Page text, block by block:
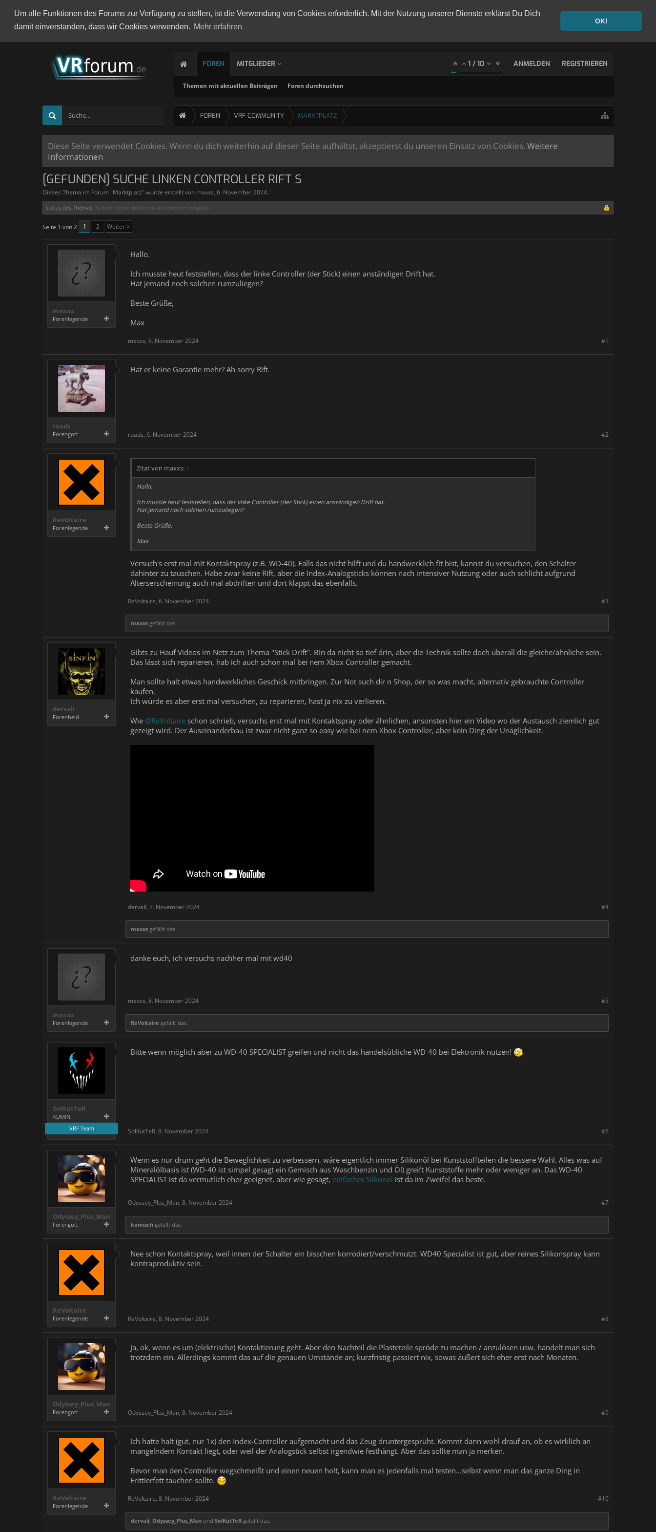
Um alle Funktionen des Forums zur Verfügung zu stellen, ist die Verwendung von Cookies erforderlich. Mit der Nutzung unserer Dienste erklärst Du Dich
damit einverstanden, dass wir Cookies verwenden. Mehr erfahren
OK!
FOREN
Themen mit aktuellen Beiträgen Foren durchsuchen
MITGLIEDER 1 / 10 ANMELDEN REGISTRIEREN
FOREN VRF COMMUNITY MARKTPLATZ
Diese Seite verwendet Cookies. Wenn du dich weiterhin auf dieser Seite aufhältst, akzeptierst du unseren Einsatz von Cookies. Weitere
Informationen
[GEFUNDEN] SUCHE LINKEN CONTROLLER RIFT S
Dieses Thema im Forum "Marktplatz" wurde erstellt von maxxs, 6. November 2024.
Status des Themas: Es sind keine weiteren Antworten möglich.
Seite 1 von 2 1 2 Weiter >
maxxs
Forenlegende
Hallo.
Ich musste heut feststellen, dass der linke Controller (der Stick) einen anständigen Drift hat.
Hat jemand noch solchen rumzuliegen?
Beste Grüße,
Max
#1
maxxs, 6. November 2024
roads
Forengott
Hat er keine Garantie mehr? Ah sorry Rift.
#2
roads, 6. November 2024
ReVoltaire
Forenlegende
Zitat von maxxs: ↑
Hallo.
Ich musste heut feststellen, dass der linke Controller (der Stick) einen anständigen Drift hat.
Hat jemand noch solchen rumzuliegen?
Beste Grüße,
Max
Versuch's erst mal mit Kontaktspray (z.B. WD-40). Falls das nicht hilft und du handwerklich fit bist, kannst du versuchen, den Schalter
dahinter zu tauschen. Habe zwar keine Rift, aber die Index-Analogsticks können nach intensiver Nutzung oder auch schlicht aufgrund
Alterserscheinung auch mal abdriften und dort klappt das ebenfalls.
#3
ReVoltaire, 6. November 2024
maxxs gefällt das.
dervali
Forenheld
Gibts zu Hauf Videos im Netz zum Thema "Stick Drift". BIn da nicht so tief drin, aber die Technik sollte doch überall die gleiche/ähnliche sein.
Das lässt sich reparieren, hab ich auch schon mal bei nem Xbox Controller gemacht.
Man sollte halt etwas handwerkliches Geschick mitbringen. Zur Not such dir n Shop, der so was macht, alternativ gebrauchte Controller
kaufen.
Ich würde es aber erst mal versuchen, zu reparieren, hast ja nix zu verlieren.
Wie @ReVoltaire schon schrieb, versuchs erst mal mit Kontaktspray oder ähnlichen, ansonsten hier ein Video wo der Austausch ziemlich gut
gezeigt wird. Der Auseinanderbau ist zwar nicht ganz so easy wie bei nem Xbox Controller, aber kein Ding der Unäglichkeit.
#4
dervali, 7. November 2024
maxxs gefällt das.
maxxs
Forenlegende
danke euch, ich versuchs nachher mal mit wd40
#5
maxxs, 8. November 2024
ReVoltaire gefällt das.
SolKutTeR
ADMIN
VRF Team
Bitte wenn möglich aber zu WD-40 SPECIALIST greifen und nicht das handelsübliche WD-40 bei Elektronik nutzen!
#6
SolKutTeR, 8. November 2024
Odyssey_Plus_Man
Forengott
Wenn es nur drum geht die Beweglichkeit zu verbessern, wäre eigentlich immer Silikonöl bei Kunststoffteilen die bessere Wahl. Alles was auf
Mineralölbasis ist (WD-40 ist simpel gesagt ein Gemisch aus Waschbenzin und Öl) greift Kunststoffe mehr oder weniger an. Das WD-40
SPECIALIST ist da vermutlich eher geeignet, aber wie gesagt, einfaches Silkonöl ist da im Zweifel das beste.
#7
Odyssey_Plus_Man, 8. November 2024
komisch gefällt das.
ReVoltaire
Forenlegende
Nee schon Kontaktspray, weil innen der Schalter ein bisschen korrodiert/verschmutzt. WD40 Specialist ist gut, aber reines Silikonspray kann
kontraproduktiv sein.
#8
ReVoltaire, 8. November 2024
Odyssey_Plus_Man
Forengott
Ja, ok, wenn es um (elektrische) Kontaktierung geht. Aber den Nachteil die Plasteteile spröde zu machen / anzulösen usw. handelt man sich
trotzdem ein. Allerdings kommt das auf die genauen Umstände an; kurzfristig passiert nix, sowas äußert sich eher erst nach Monaten.
#9
Odyssey_Plus_Man, 8. November 2024
ReVoltaire
Forenlegende
Ich hatte halt (gut, nur 1x) den Index-Controller aufgemacht und das Zeug druntergesprüht. Kommt dann wohl drauf an, ob es wirklich an
mangelndem Kontakt liegt, oder weil der Analogstick selbst irgendwie festhängt. Aber das sollte man ja merken.
Bevor man den Controller wegschmeißt und einen neuen holt, kann man es jedenfalls mal testen...selbst wenn man das ganze Ding in
Frittierfett tauchen sollte.
#10
ReVoltaire, 8. November 2024
dervali Odyssey_Plus_Man und SolKutTeR gefällt das.